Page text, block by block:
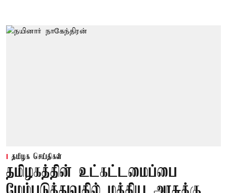
தமிழக செய்திகள்
தமிழகத்தின் உட்கட்டமைப்பை